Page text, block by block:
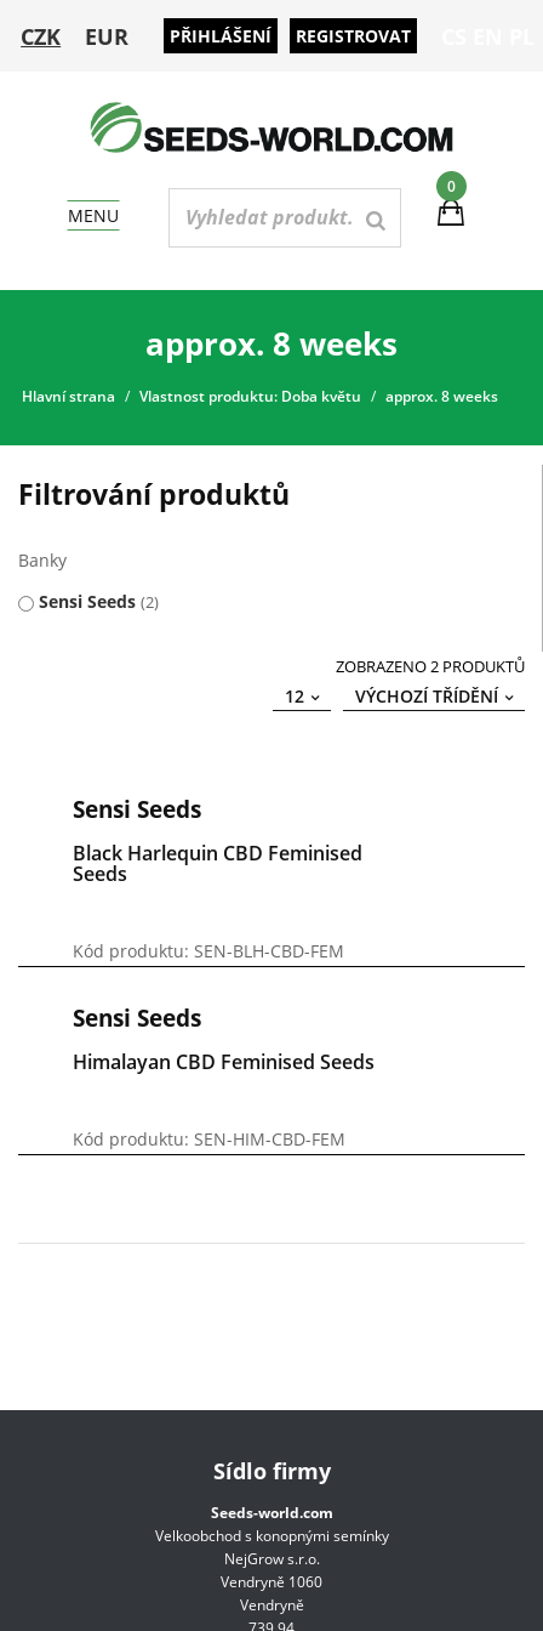
CZK EUR PŘIHLÁŠENÍ REGISTROVAT
0
MENU
approx. 8 weeks
Hlavní strana Vlastnost produktu: Doba květu approx. 8 weeks
Filtrování produktů
Banky
Sensi Seeds 2
ZOBRAZENO 2 PRODUKTŮ
VÝCHOZÍ TŘÍDĚNÍ
12
Sensi Seeds
Black Harlequin CBD Feminised
Seeds
Kód produktu: SEN-BLH-CBD-FEM
Sensi Seeds
Himalayan CBD Feminised Seeds
Kód produktu: SEN-HIM-CBD-FEM
Sídlo firmy
Seeds-world.com
Velkoobchod s konopnými semínky
NejGrow s.r.o.
Vendryně 1060
Vendryně